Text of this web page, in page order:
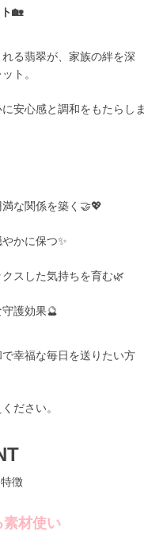
🏡
る翡翠が、家族の絆を深
ト。
安心感と調和をもたらしま
な関係を築く🤝💖
かに保つ✨
スした気持ちを育む🌿
護効果🔮
幸福な毎日を送りたい方
ださい。
徴
素材使い